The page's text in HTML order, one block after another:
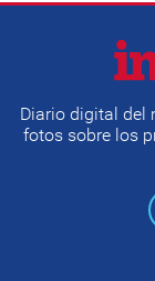
Diario digital del
fotos sobre los